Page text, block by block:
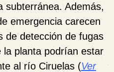
subterránea. Además,
emergencia carecen
de detección de fugas
la planta podrían estar
al río Ciruelas (Ver